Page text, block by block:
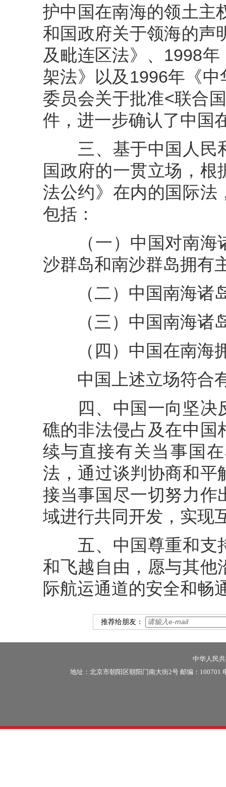
护中国在南海的领土主
和国政府关于领海的声
及毗连区法》、1998
架法》以及1996年《
委员会关于批准<联合
件，进一步确认了中国
三、基于中国人民
国政府的一贯立场，
法公约》在内的国际法
包括：
（一）中国对南海
沙群岛和南沙群岛拥有
（二）中国南海诸岛
（三）中国南海诸岛
（四）中国在南海
中国上述立场符合
四、中国一向坚决
礁的非法侵占及在中国
续与直接有关当事国
法，通过谈判协商和平
接当事国尽一切努力作
域进行共同开发，实现
五、中国尊重和支
和飞越自由，愿与其他
际航运通道的安全和畅
推荐给朋友：
中华人民
地址：北京市朝阳区朝阳门南大街2号 邮编：100701